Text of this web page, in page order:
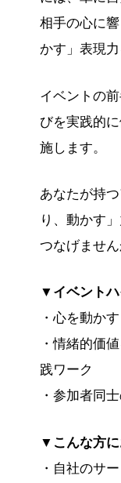
相手の心に
かす」表現
イベントの
びを実践的
施します。
あなたが持
り、動かす
つなげません
▼イベントハ
・心を動か
・情緒的価
践ワーク
・参加者同
▼こんな方
・自社のサ